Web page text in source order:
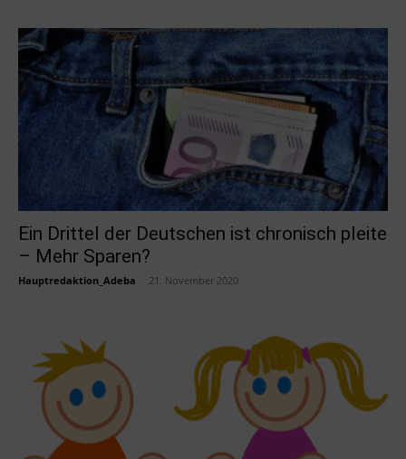
Ein Drittel der Deutschen ist chronisch pleite
– Mehr Sparen?
Hauptredaktion_Adeba 21. November 2020